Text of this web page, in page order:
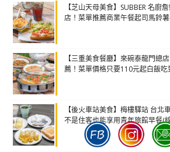
【芝山天母美食】SUBBER 名廚
店！菜單推薦商業午餐起司馬鈴
【三重美食餐廳】來碗泰龍門總
薦！菜單價格只要110元起白飯吃
【後火車站美食】梅樓驛站 台北
不是住客也能享用青年旅館早餐(